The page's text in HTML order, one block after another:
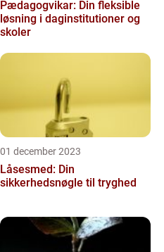
Pædagogvikar: Din fleksible
løsning i daginstitutioner og
skoler
01 december 2023
Låsesmed: Din
sikkerhedsnøgle til tryghed